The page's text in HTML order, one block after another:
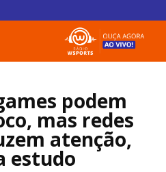
podem
mas redes
atenção,
estudo